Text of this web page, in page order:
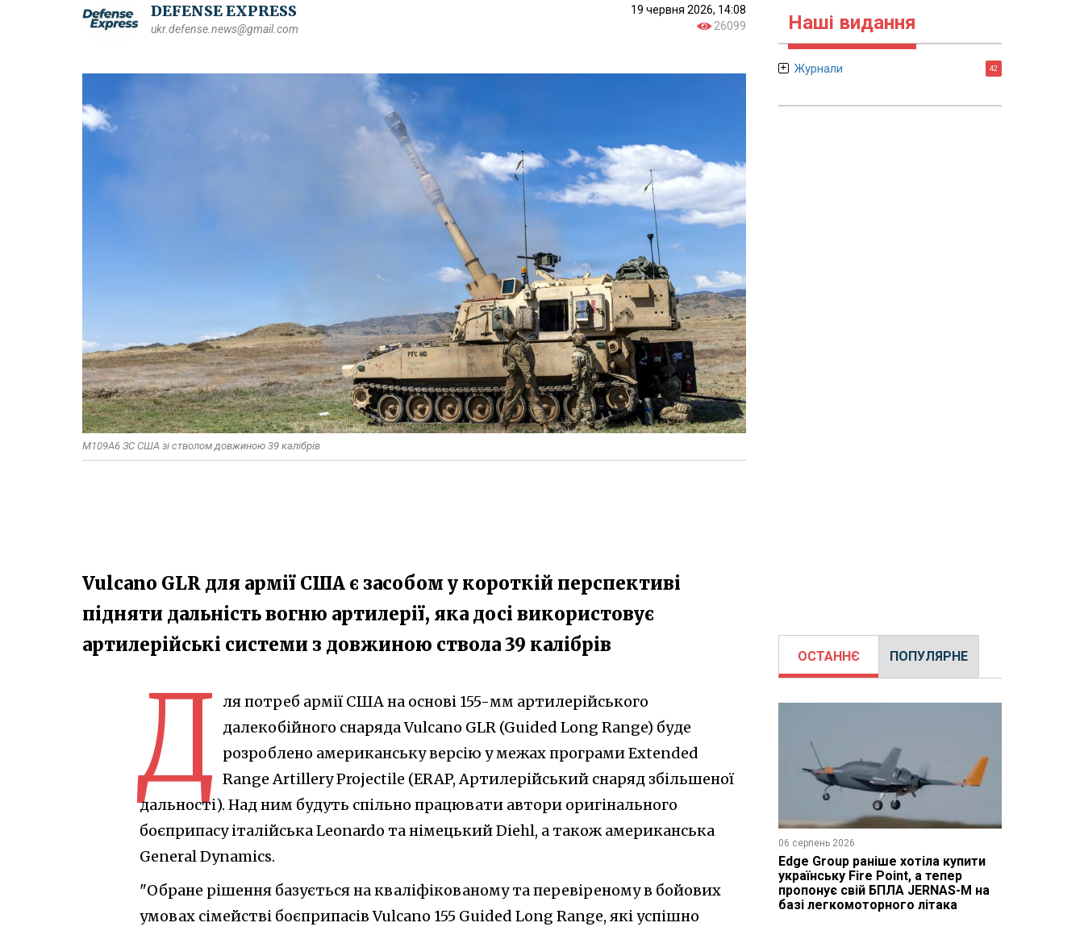
DEFENSE EXPRESS
ukr.defense.news@gmail.com
19 червня 2026, 14:08
26099
M109A6 ЗС США зі стволом довжиною 39 калібрів
Vulcano GLR​ для армії США є засобом у короткій перспективі
підняти дальність вогню артилерії, яка досі використовує
артилерійські системи з довжиною ствола 39 калібрів
Д ля потреб армії США на основі 155-мм артилерійського
далекобійного снаряда Vulcano GLR (Guided Long Range) буде
розроблено американську версію у межах програми Extended
Range Artillery Projectile (ERAP, Артилерійський снаряд збільшеної
дальності). Над ним будуть спільно працювати автори оригінального
боєприпасу італійська Leonardo та німецький Diehl, а також американська
General Dynamics.
"Обране рішення базується на кваліфікованому та перевіреному в бойових
умовах сімействі боєприпасів Vulcano 155 Guided Long Range, які успішно
Наші видання
Журнали 42
ОСТАННЄ ПОПУЛЯРНЕ
06 серпень 2026
Edge Group раніше хотіла купити
українську Fire Point, а тепер
пропонує свій БПЛА JERNAS-M на
базі легкомоторного літака